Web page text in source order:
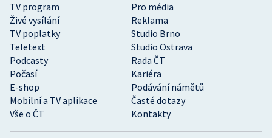
TV program
Pro média
Živé vysílání
Reklama
TV poplatky
Studio Brno
Teletext
Studio Ostrava
Podcasty
Rada ČT
Počasí
Kariéra
E-shop
Podávání námětů
Mobilní a TV aplikace
Časté dotazy
Vše o ČT
Kontakty